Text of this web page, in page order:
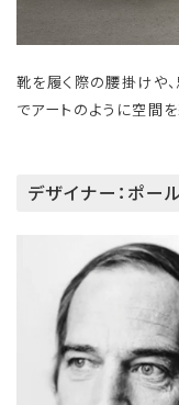
靴を履く際の腰掛けや
でアートのように空間を
デザイナー：ポー